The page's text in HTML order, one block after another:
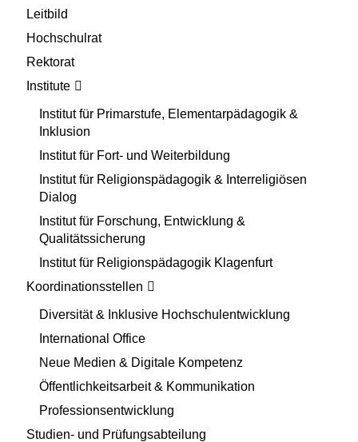
Leitbild
Hochschulrat
Rektorat
Institute
Institut für Primarstufe, Elementarpädagogik &
Inklusion
Institut für Fort- und Weiterbildung
Institut für Religionspädagogik & Interreligiösen
Dialog
Institut für Forschung, Entwicklung &
Qualitätssicherung
Institut für Religionspädagogik Klagenfurt
Koordinationsstellen
Diversität & Inklusive Hochschulentwicklung
International Office
Neue Medien & Digitale Kompetenz
Öffentlichkeitsarbeit & Kommunikation
Professionsentwicklung
Studien- und Prüfungsabteilung